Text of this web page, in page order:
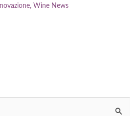
, Wine News